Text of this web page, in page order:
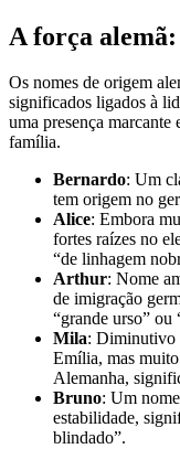
A força
Os nomes de origem
significados ligados à
uma presença marcante
família.
Bernardo: Um
tem origem no
Alice: Embora
fortes raízes no
“de linhagem
Arthur: Nome
de imigração
“grande urso” ou
Mila: Diminutivo
Emília, mas
Alemanha,
Bruno: Um
estabilidade,
blindado”.